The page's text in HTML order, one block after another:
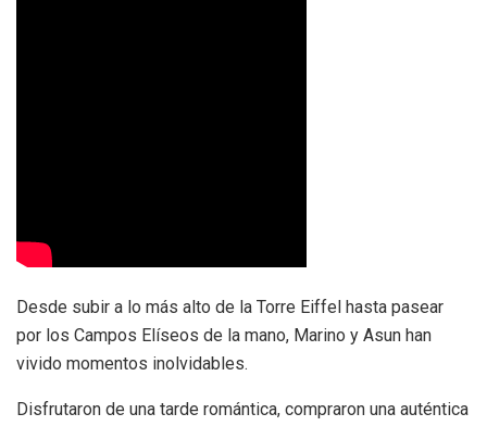
Desde subir a lo más alto de la Torre Eiffel hasta pasear
por los Campos Elíseos de la mano, Marino y Asun han
vivido momentos inolvidables.
Disfrutaron de una tarde romántica, compraron una auténtica